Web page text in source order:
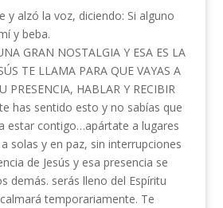
y alzó la voz, diciendo: Si alguno
y beba.
GRAN NOSTALGIA Y ESA ES LA
TE LLAMA PARA QUE VAYAS A
PRESENCIA, HABLAR Y RECIBIR
has sentido esto y no sabías que
estar contigo…apártate a lugares
solas y en paz, sin interrupciones
de Jesús y esa presencia se
demás. serás lleno del Espíritu
temporariamente. Te